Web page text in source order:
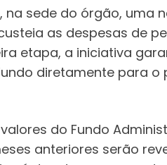
sede do órgão, uma
as despesas de
etapa, a iniciativa
diretamente para
do Fundo
anteriores serão